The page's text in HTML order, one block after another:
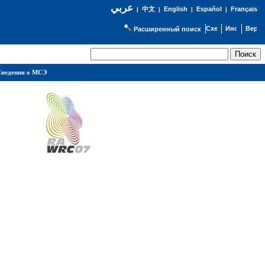
عربي| 中文| English | Español | Français
Расширенный поиск
о МСЭ